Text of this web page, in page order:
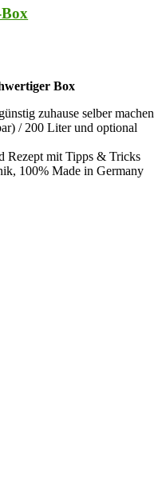
Box
zuhause selber machen
/ 200 Liter und optional
Rezept mit Tipps & Tricks
100% Made in Germany